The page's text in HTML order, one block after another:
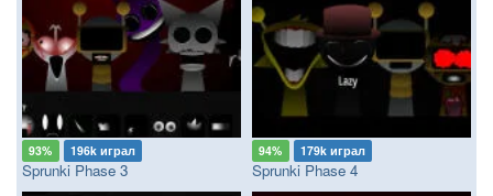
93% 196k играл
Sprunki Phase 3
94% 179k играл
Sprunki Phase 4